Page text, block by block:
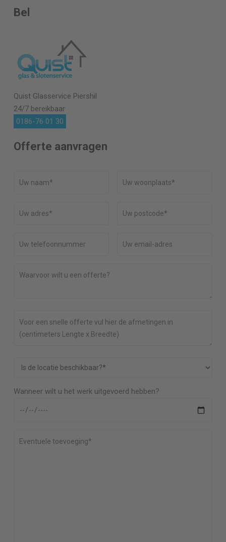
Bel
Quist Glasservice Piershil
24/7 bereikbaar
0186-76 01 30
Offerte aanvragen
Wanneer wilt u het werk uitgevoerd hebben?